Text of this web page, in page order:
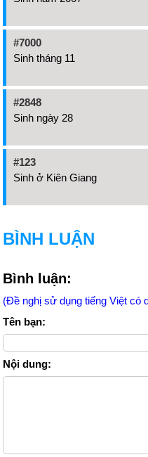
#7000
Sinh tháng 11
#2848
Sinh ngày 28
#123
Sinh ở Kiên Giang
BÌNH LUẬN
Bình luận:
(Đề nghị sử dụng tiếng Việt có
Tên bạn:
Nội dung: